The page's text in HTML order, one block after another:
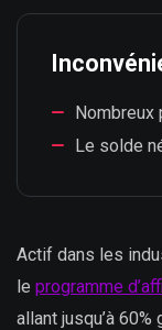
Nombreux
Le solde
Actif dans les
le programme
allant jusqu’à